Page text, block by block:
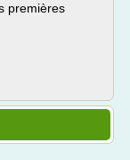
premières